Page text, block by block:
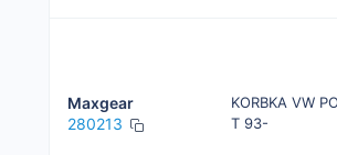
Maxgear
280213
KORBKA VW
T 93-